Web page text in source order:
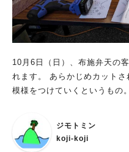
10月6日（日）、布施弁天の
れます。 あらかじめカットされた竹筒に、ドリルで穴を開けて
模様をつけていくというもの。 制作した竹灯籠は10月20
ち帰り可能） 興味を持たれた方はチャレンジしてみませんか？
※電動ドリルを使用するため
方は大人方の付き添い要。 ※
ジモトミン
koji-koji